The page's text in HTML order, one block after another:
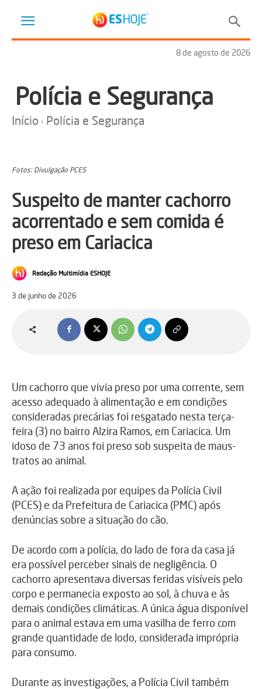
8 de agosto de 2026
Polícia e Segurança
Início Polícia e Segurança
Fotos: Divulgação PCES
Suspeito de manter cachorro
acorrentado e sem comida é
preso em Cariacica
Redação Multimídia ESHOJE
3 de junho de 2026
Um cachorro que vivia preso por uma corrente, sem
acesso adequado à alimentação e em condições
consideradas precárias foi resgatado nesta terça-
feira (3) no bairro Alzira Ramos, em Cariacica. Um
idoso de 73 anos foi preso sob suspeita de maus-
tratos ao animal.
A ação foi realizada por equipes da Polícia Civil
(PCES) e da Prefeitura de Cariacica (PMC) após
denúncias sobre a situação do cão.
De acordo com a polícia, do lado de fora da casa já
era possível perceber sinais de negligência. O
cachorro apresentava diversas feridas visíveis pelo
corpo e permanecia exposto ao sol, à chuva e às
demais condições climáticas. A única água disponível
para o animal estava em uma vasilha de ferro com
grande quantidade de lodo, considerada imprópria
para consumo.
Durante as investigações, a Polícia Civil também